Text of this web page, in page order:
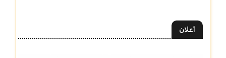
أعلان